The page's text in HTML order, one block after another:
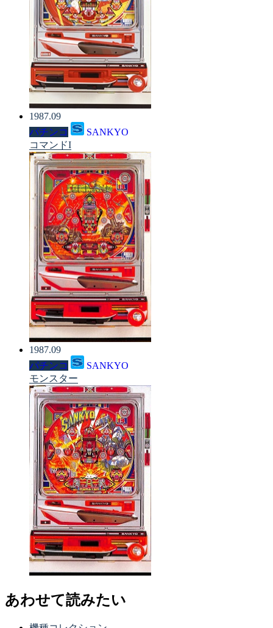
1987.09
パチンコ
SANKYO
コマンドI
1987.09
パチンコ
SANKYO
モンスター
あわせて読みたい